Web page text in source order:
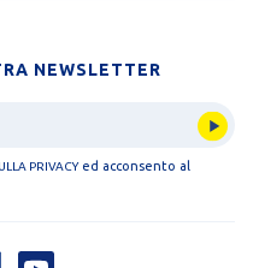
NEWSLETTER
PRIVACYed acconsento al